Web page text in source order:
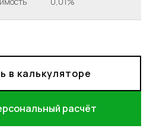
в калькуляторе
расчёт